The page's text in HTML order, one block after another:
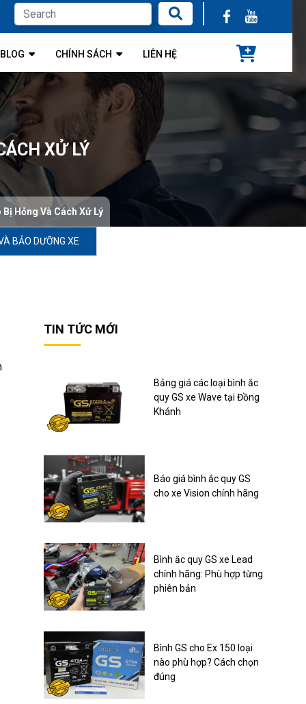
BLOG CHÍNH SÁCH LIÊN HỆ
XỬ LÝ
Hỏng Và Cách Xử Lý
BẢO DƯỠNG XE
TIN TỨC MỚI
Bảng giá các loại bình ắc
quy GS xe Wave tại Đồng
Khánh
Báo giá bình ắc quy GS
cho xe Vision chính hãng
Bình ắc quy GS xe Lead
chính hãng: Phù hợp từng
phiên bản
Bình GS cho Ex 150 loại
nào phù hợp? Cách chọn
đúng